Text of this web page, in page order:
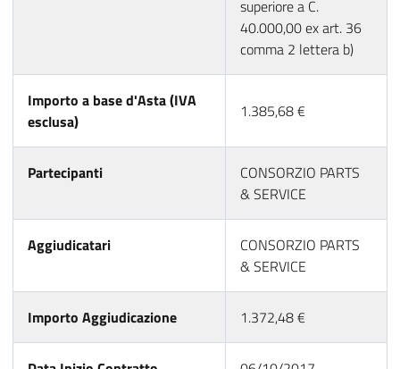
superiore a C.
40.000,00 ex art. 36
comma 2 lettera b)
Importo a base d'Asta (IVA
esclusa)
1.385,68 €
Partecipanti
CONSORZIO PARTS
& SERVICE
Aggiudicatari
CONSORZIO PARTS
& SERVICE
Importo Aggiudicazione 1.372,48 €